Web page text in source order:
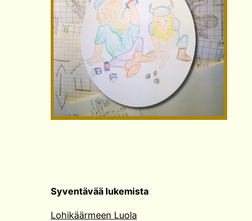
Syventävää lukemista
Lohikäärmeen Luola